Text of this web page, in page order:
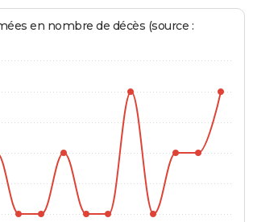
en nombre de décès (source :